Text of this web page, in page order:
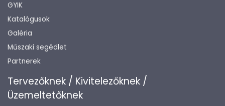
GYIK
Katalógusok
Galéria
Műszaki segédlet
Partnerek
Tervezőknek / Kivitelezőknek /
Üzemeltetőknek